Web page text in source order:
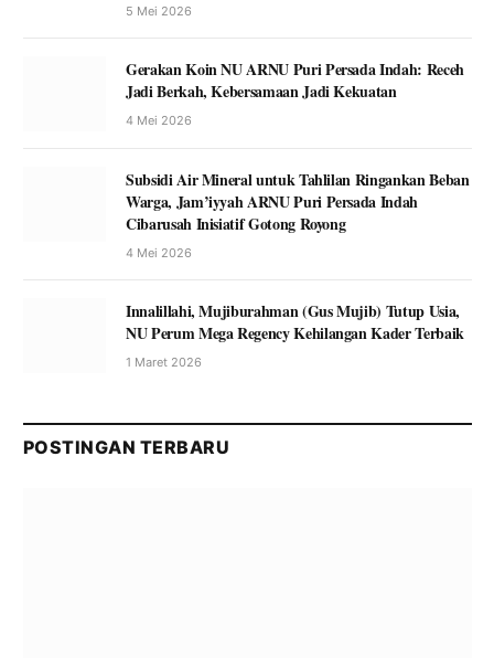
5 Mei 2026
Gerakan Koin NU ARNU Puri Persada Indah: Receh
Jadi Berkah, Kebersamaan Jadi Kekuatan
4 Mei 2026
Subsidi Air Mineral untuk Tahlilan Ringankan Beban
Warga, Jam’iyyah ARNU Puri Persada Indah
Cibarusah Inisiatif Gotong Royong
4 Mei 2026
Innalillahi, Mujiburahman (Gus Mujib) Tutup Usia,
NU Perum Mega Regency Kehilangan Kader Terbaik
1 Maret 2026
POSTINGAN TERBARU